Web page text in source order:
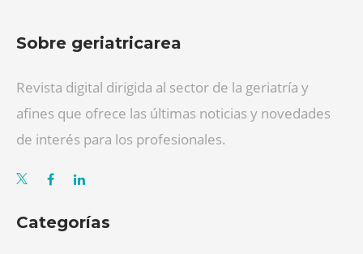
Sobre geriatricarea
Revista digital dirigida al sector de la geriatría y
afines que ofrece las últimas noticias y novedades
de interés para los profesionales.
Categorías